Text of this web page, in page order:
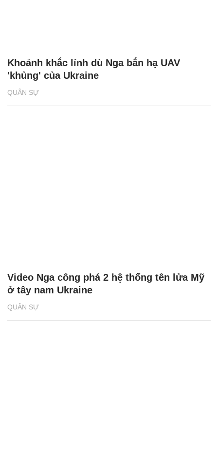
QUÂN SỰ
Khoảnh khắc lính dù Nga bắn hạ UAV
'khủng' của Ukraine
QUÂN SỰ
Video Nga công phá 2 hệ thống tên lửa Mỹ
ở tây nam Ukraine